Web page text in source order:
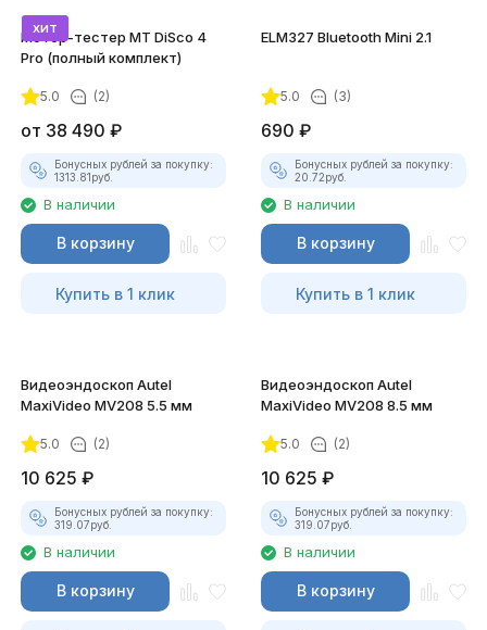
хит
Мотор-тестер MT DiSco 4
Pro (полный комплект)
5.0 (2)
от 38 490 ₽
Бонусных рублей за покупку:
1313.81руб.
В наличии
В корзину
Купить в 1 клик
ELM327 Bluetooth Mini 2.1
5.0 (3)
690 ₽
Бонусных рублей за покупку:
20.72руб.
В наличии
В корзину
Купить в 1 клик
Видеоэндоскоп Autel
MaxiVideo MV208 5.5 мм
5.0 (2)
10 625 ₽
Бонусных рублей за покупку:
319.07руб.
В наличии
В корзину
Видеоэндоскоп Autel
MaxiVideo MV208 8.5 мм
5.0 (2)
10 625 ₽
Бонусных рублей за покупку:
319.07руб.
В наличии
В корзину